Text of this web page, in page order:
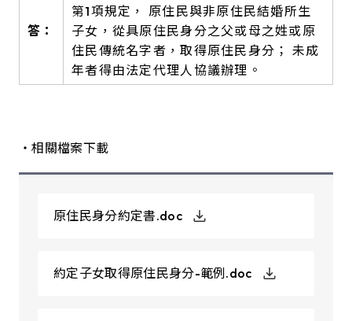
答：
第1項規定， 原住民與非原住民結婚所生
子女，從具原住民身分之父或母之姓或原
住民傳統名字者，取得原住民身分； 未成
年者得由法定代理人協議辦理。
・相關檔案下載
原住民身分約定書.doc
約定子女取得原住民身分-範例.doc